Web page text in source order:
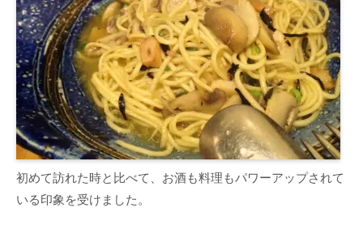
初めて訪れた時と比べて、お酒も料理もパワーアップされて
いる印象を受けました。